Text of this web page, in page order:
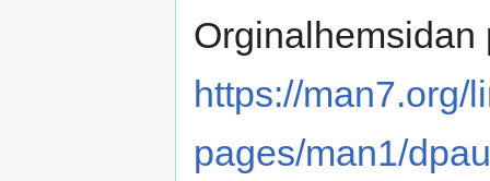
Orginalhemsidan
https://man7.org/
pages/man1/